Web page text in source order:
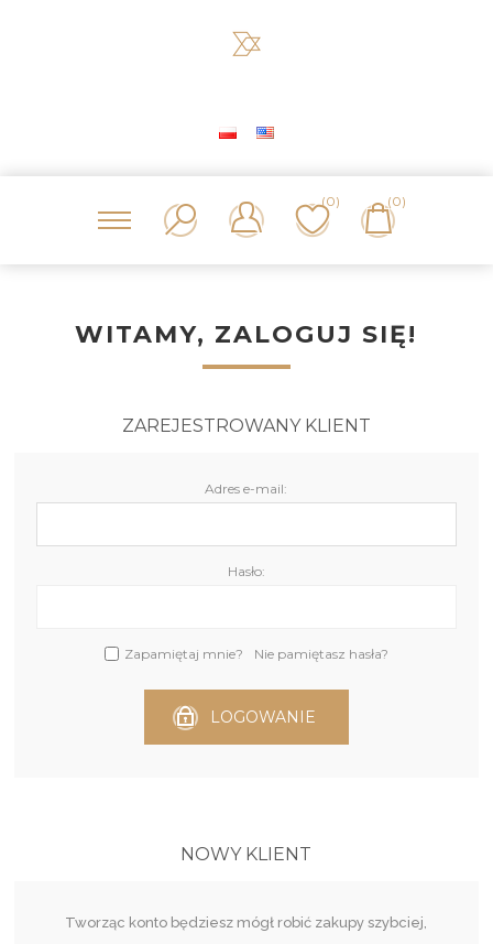
(0) (0)
WITAMY, ZALOGUJ SIĘ!
ZAREJESTROWANY KLIENT
Adres e-mail:
Hasło:
Zapamiętaj mnie? Nie pamiętasz hasła?
LOGOWANIE
NOWY KLIENT
Tworząc konto będziesz mógł robić zakupy szybciej,